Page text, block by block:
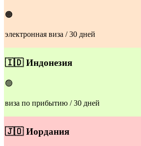
🟠
электронная виза / 30 дней
🇮🇩Индонезия
🟢
виза по прибытию / 30 дней
🇯🇴Иордания